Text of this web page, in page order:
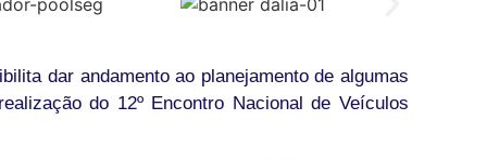
dar andamento ao planejamento de algumas
do 12º Encontro Nacional de Veículos